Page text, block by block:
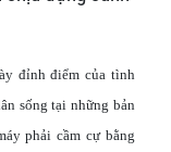
đỉnh điểm của tình
sống tại những bản
phải cầm cự bằng